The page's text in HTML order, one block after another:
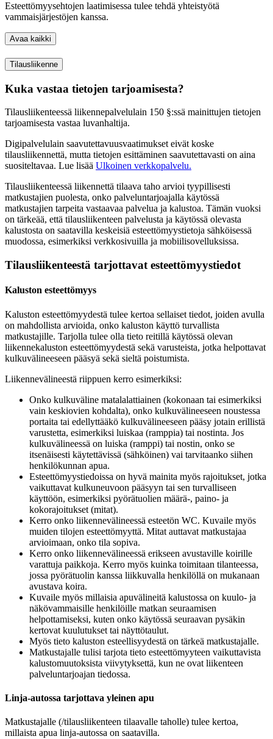
Esteettömyysehtojen laatimisessa tulee tehdä yhteistyötä
vammaisjärjestöjen kanssa.
Avaa kaikki
Tilausliikenne
Kuka vastaa tietojen tarjoamisesta?
Tilausliikenteessä liikennepalvelulain 150 §:ssä mainittujen tietojen
tarjoamisesta vastaa luvanhaltija.
Digipalvelulain saavutettavuusvaatimukset eivät koske
tilausliikennettä, mutta tietojen esittäminen saavutettavasti on aina
suositeltavaa. Lue lisää Ulkoinen verkkopalvelu.
Tilausliikenteessä liikennettä tilaava taho arvioi tyypillisesti
matkustajien puolesta, onko palveluntarjoajalla käytössä
matkustajien tarpeita vastaavaa palvelua ja kalustoa. Tämän vuoksi
on tärkeää, että tilausliikenteen palvelusta ja käytössä olevasta
kalustosta on saatavilla keskeisiä esteettömyystietoja sähköisessä
muodossa, esimerkiksi verkkosivuilla ja mobiilisovelluksissa.
Tilausliikenteestä tarjottavat esteettömyystiedot
Kaluston esteettömyys
Kaluston esteettömyydestä tulee kertoa sellaiset tiedot, joiden avulla
on mahdollista arvioida, onko kaluston käyttö turvallista
matkustajille. Tarjolla tulee olla tieto reitillä käytössä olevan
liikennekaluston esteettömyydestä sekä varusteista, jotka helpottavat
kulkuvälineeseen pääsyä sekä sieltä poistumista.
Liikennevälineestä riippuen kerro esimerkiksi:
Onko kulkuväline matalalattiainen (kokonaan tai esimerkiksi
vain keskiovien kohdalta), onko kulkuvälineeseen noustessa
portaita tai edellyttääkö kulkuvälineeseen pääsy jotain erillistä
varustetta, esimerkiksi luiskaa (ramppia) tai nostinta. Jos
kulkuvälineessä on luiska (ramppi) tai nostin, onko se
itsenäisesti käytettävissä (sähköinen) vai tarvitaanko siihen
henkilökunnan apua.
Esteettömyystiedoissa on hyvä mainita myös rajoitukset, jotka
vaikuttavat kulkuneuvoon pääsyyn tai sen turvalliseen
käyttöön, esimerkiksi pyörätuolien määrä-, paino- ja
kokorajoitukset (mitat).
Kerro onko liikennevälineessä esteetön WC. Kuvaile myös
muiden tilojen esteettömyyttä. Mitat auttavat matkustajaa
arvioimaan, onko tila sopiva.
Kerro onko liikennevälineessä erikseen avustaville koirille
varattuja paikkoja. Kerro myös kuinka toimitaan tilanteessa,
jossa pyörätuolin kanssa liikkuvalla henkilöllä on mukanaan
avustava koira.
Kuvaile myös millaisia apuvälineitä kalustossa on kuulo- ja
näkövammaisille henkilöille matkan seuraamisen
helpottamiseksi, kuten onko käytössä seuraavan pysäkin
kertovat kuulutukset tai näyttötaulut.
Myös tieto kaluston esteellisyydestä on tärkeä matkustajalle.
Matkustajalle tulisi tarjota tieto esteettömyyteen vaikuttavista
kalustomuutoksista viivytyksettä, kun ne ovat liikenteen
palveluntarjoajan tiedossa.
Linja-autossa tarjottava yleinen apu
Matkustajalle (/tilausliikenteen tilaavalle taholle) tulee kertoa,
millaista apua linja-autossa on saatavilla.